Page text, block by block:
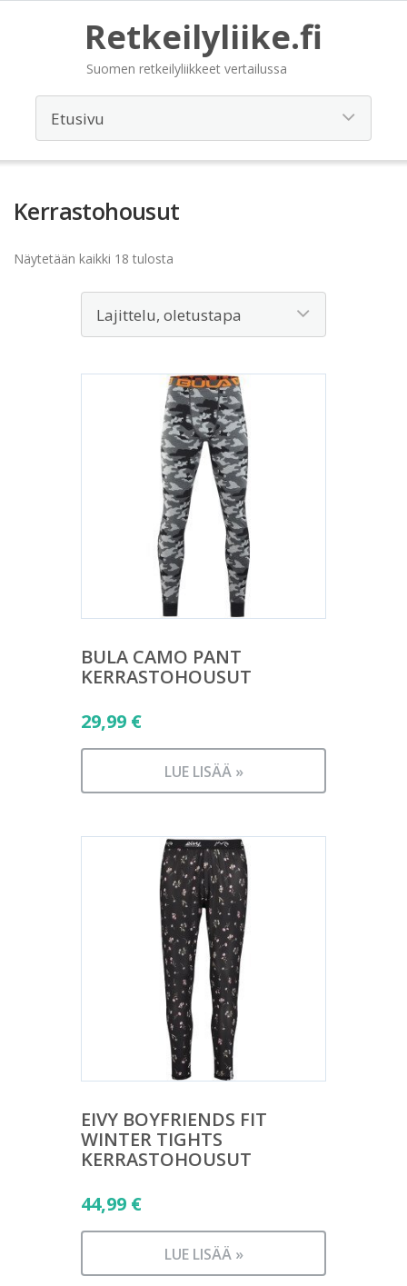
Retkeilyliike.fi
Suomen retkeilyliikkeet vertailussa
Kerrastohousut
Näytetään kaikki 18 tulosta
BULA CAMO PANT
KERRASTOHOUSUT
29,99 €
LUE LISÄÄ »
EIVY BOYFRIENDS FIT
WINTER TIGHTS
KERRASTOHOUSUT
44,99 €
LUE LISÄÄ »